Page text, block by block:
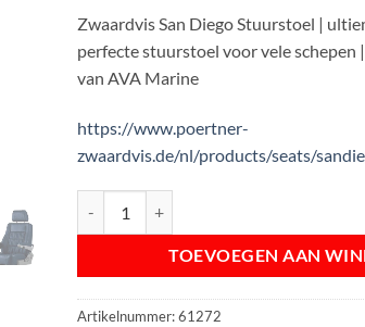
was:
€ 2.150,00.
is:
€
Zwaardvis San Diego Stuurstoel |
perfecte stuurstoel voor vele schepen
van AVA Marine
https://www.poertner-
zwaardvis.de/nl/products/seats/
TOEVOEGEN AAN
Artikelnummer:61272